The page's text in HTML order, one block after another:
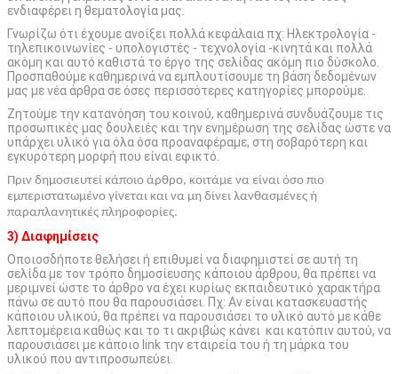
ενδιαφέρει η θεματολογία μας.
Γνωρίζω ότι έχουμε ανοίξει πολλά κεφάλαια πχ: Ηλεκτρολογία -
τηλεπικοινωνίες - υπολογιστές - τεχνολογία -κινητά και πολλά
ακόμη και αυτό καθιστά το έργο της σελίδας ακόμη πιο δύσκολο.
Προσπαθούμε καθημερινά να εμπλουτίσουμε τη βάση δεδομένων
μας με νέα άρθρα σε όσες περισσότερες κατηγορίες μπορούμε.
Ζητούμε την κατανόηση του κοινού, καθημερινά συνδυάζουμε τις
προσωπικές μας δουλειές και την ενημέρωση της σελίδας ώστε να
υπάρχει υλικό για όλα όσα προαναφέραμε, στη σοβαρότερη και
εγκυρότερη μορφή που είναι εφικτό.
Πριν δημοσιευτεί κάποιο άρθρο, κοιτάμε να είναι όσο πιο
εμπεριστατωμένο γίνεται και να μη δίνει λανθασμένες ή
παραπλανητικές πληροφορίες.
3) Διαφημίσεις
Οποιοσδήποτε θελήσει ή επιθυμεί να διαφημιστεί σε αυτή τη
σελίδα με τον τρόπο δημοσίευσης κάποιου άρθρου, θα πρέπει να
μεριμνεί ώστε το άρθρο να έχει κυρίως εκπαιδευτικό χαρακτήρα
πάνω σε αυτό που θα παρουσιάσει. Πχ: Αν είναι κατασκευαστής
κάποιου υλικού, θα πρέπει να παρουσιάσει το υλικό αυτό με κάθε
λεπτομέρεια καθώς και το τι ακριβώς κάνει και κατόπιν αυτού, να
παρουσιάσει με κάποιο link την εταιρεία του ή τη μάρκα του
υλικού που αντιπροσωπεύει.